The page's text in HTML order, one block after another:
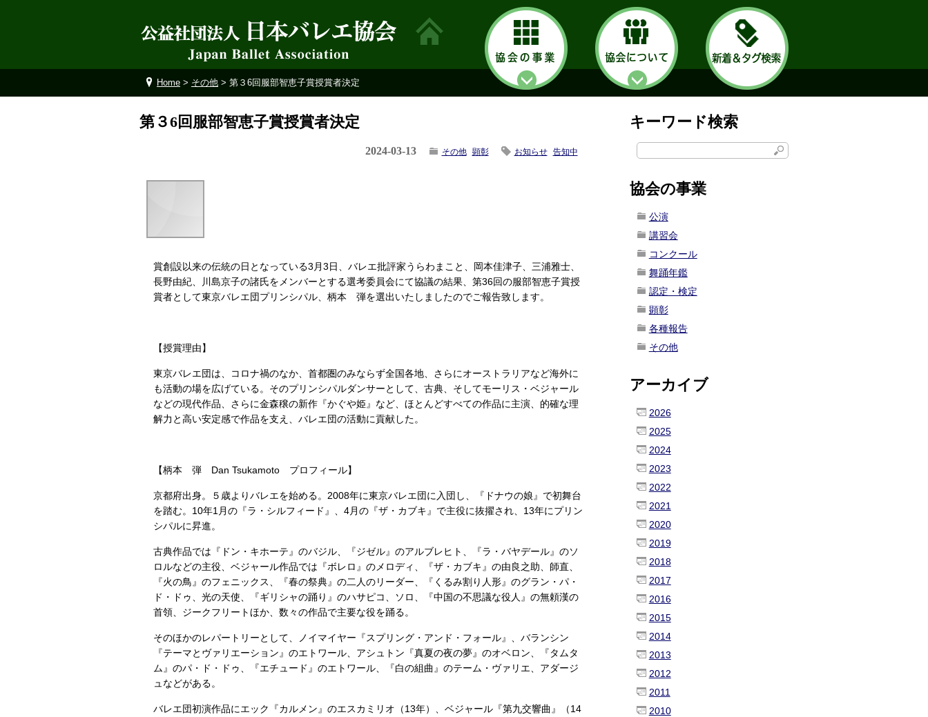
Home > その他 > 第３6回服部智恵子賞授賞者決定
第３6回服部智恵子賞授賞者決定
2024-03-13 その他 顕彰 お知らせ 告知中
賞創設以来の伝統の日となっている3月3日、バレエ批評家うらわまこと、岡本佳津子、三浦雅士、
長野由紀、川島京子の諸氏をメンバーとする選考委員会にて協議の結果、第36回の服部智恵子賞授
賞者として東京バレエ団プリンシパル、柄本 弾を選出いたしましたのでご報告致します。
【授賞理由】
東京バレエ団は、コロナ禍のなか、首都圏のみならず全国各地、さらにオーストラリアなど海外に
も活動の場を広げている。そのプリンシパルダンサーとして、古典、そしてモーリス・ベジャール
などの現代作品、さらに金森穣の新作『かぐや姫』など、ほとんどすべての作品に主演、的確な理
解力と高い安定感で作品を支え、バレエ団の活動に貢献した。
【柄本 弾 Dan Tsukamoto プロフィール】
京都府出身。５歳よりバレエを始める。2008年に東京バレエ団に入団し、『ドナウの娘』で初舞台
を踏む。10年1月の『ラ・シルフィード』、4月の『ザ・カブキ』で主役に抜擢され、13年にプリン
シパルに昇進。
古典作品では『ドン・キホーテ』のバジル、『ジゼル』のアルブレヒト、『ラ・バヤデール』のソ
ロルなどの主役、ベジャール作品では『ボレロ』のメロディ、『ザ・カブキ』の由良之助、師直、
『火の鳥』のフェニックス、『春の祭典』の二人のリーダー、『くるみ割り人形』のグラン・パ・
ド・ドゥ、光の天使、『ギリシャの踊り』のハサピコ、ソロ、『中国の不思議な役人』の無頼漢の
首領、ジークフリートほか、数々の作品で主要な役を踊る。
そのほかのレパートリーとして、ノイマイヤー『スプリング・アンド・フォール』、バランシン
『テーマとヴァリエーション』のエトワール、アシュトン『真夏の夜の夢』のオベロン、『タムタ
ム』のパ・ド・ドゥ、『エチュード』のエトワール、『白の組曲』のテーム・ヴァリエ、アダージ
ュなどがある。
バレエ団初演作品にエック『カルメン』のエスカミリオ（13年）、ベジャール『第九交響曲』（14
キーワード検索
協会の事業
公演
講習会
コンクール
舞踊年鑑
認定・検定
顕彰
各種報告
その他
アーカイブ
2026
2025
2024
2023
2022
2021
2020
2019
2018
2017
2016
2015
2014
2013
2012
2011
2010